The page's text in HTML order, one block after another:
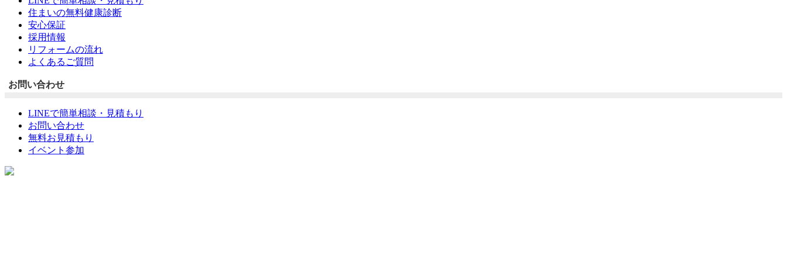
住まいの無料健康診断
安心保証
採用情報
リフォームの流れ
よくあるご質問
お問い合わせ
LINEで簡単相談・見積もり
お問い合わせ
無料お見積もり
イベント参加